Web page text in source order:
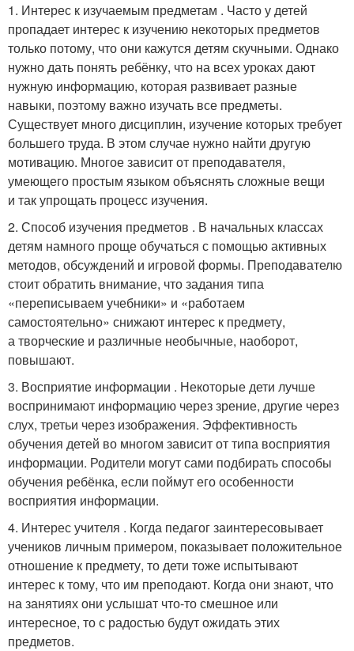
1. Интерес к изучаемым предметам . Часто у детей
пропадает интерес к изучению некоторых предметов
только потому, что они кажутся детям скучными. Однако
нужно дать понять ребёнку, что на всех уроках дают
нужную информацию, которая развивает разные
навыки, поэтому важно изучать все предметы.
Существует много дисциплин, изучение которых требует
большего труда. В этом случае нужно найти другую
мотивацию. Многое зависит от преподавателя,
умеющего простым языком объяснять сложные вещи
и так упрощать процесс изучения.
2. Способ изучения предметов . В начальных классах
детям намного проще обучаться с помощью активных
методов, обсуждений и игровой формы. Преподавателю
стоит обратить внимание, что задания типа
«переписываем учебники» и «работаем
самостоятельно» снижают интерес к предмету,
а творческие и различные необычные, наоборот,
повышают.
3. Восприятие информации . Некоторые дети лучше
воспринимают информацию через зрение, другие через
слух, третьи через изображения. Эффективность
обучения детей во многом зависит от типа восприятия
информации. Родители могут сами подбирать способы
обучения ребёнка, если поймут его особенности
восприятия информации.
4. Интерес учителя . Когда педагог заинтересовывает
учеников личным примером, показывает положительное
отношение к предмету, то дети тоже испытывают
интерес к тому, что им преподают. Когда они знают, что
на занятиях они услышат что-то смешное или
интересное, то с радостью будут ожидать этих
предметов.